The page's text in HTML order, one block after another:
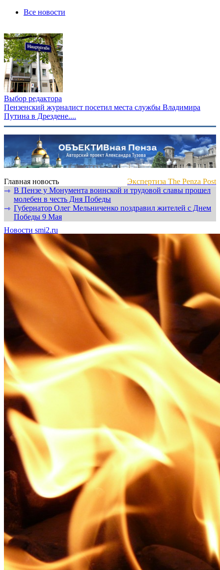
Все новости
Выбор редактора
Пензенский журналист посетил места службы Владимира
Путина в Дрездене....
Главная новость
Экспертиза The Penza Post
⇾ В Пензе у Монумента воинской и трудовой славы прошел
молебен в честь Дня Победы
⇾ Губернатор Олег Мельниченко поздравил жителей с Днем
Победы 9 Мая
Новости smi2.ru